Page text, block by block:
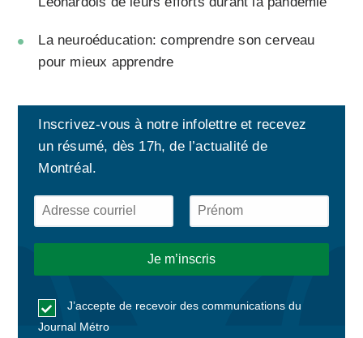
La neuroéducation: comprendre son cerveau
pour mieux apprendre
Inscrivez-vous à notre infolettre et recevez
un résumé, dès 17h, de l’actualité de
Montréal.
J’accepte de recevoir des communications du
Journal Métro